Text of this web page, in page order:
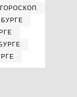
ГОРОСКОП